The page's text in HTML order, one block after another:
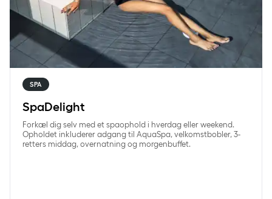
SPA
SpaDelight
Forkæl dig selv med et spaophold i hverdag eller weekend.
Opholdet inkluderer adgang til AquaSpa, velkomstbobler, 3-
retters middag, overnatning og morgenbuffet.